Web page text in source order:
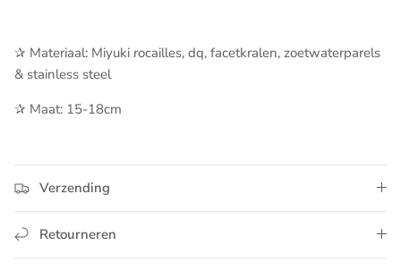
✰ Materiaal: Miyuki rocailles, dq, facetkralen, zoetwaterparels
& stainless steel
✰ Maat: 15-18cm
Verzending
Retourneren